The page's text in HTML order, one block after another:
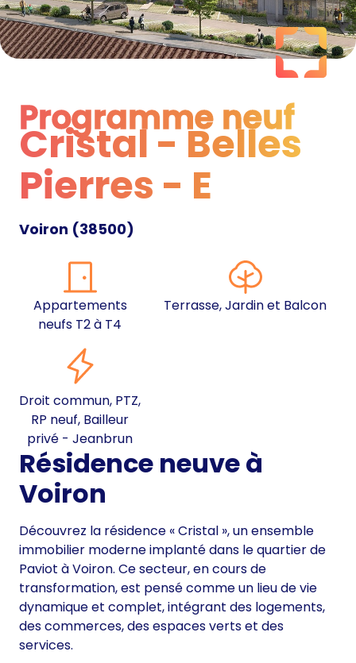
Programme neuf
Programme neuf
Cristal - Belles
Pierres - E
Voiron (38500)
Appartements
neufs T2 à T4
Terrasse, Jardin et Balcon
Droit commun, PTZ,
RP neuf, Bailleur
privé - Jeanbrun
Résidence neuve à
Voiron
Découvrez la résidence « Cristal », un ensemble
immobilier moderne implanté dans le quartier de
Paviot à Voiron. Ce secteur, en cours de
transformation, est pensé comme un lieu de vie
dynamique et complet, intégrant des logements,
des commerces, des espaces verts et des
services.